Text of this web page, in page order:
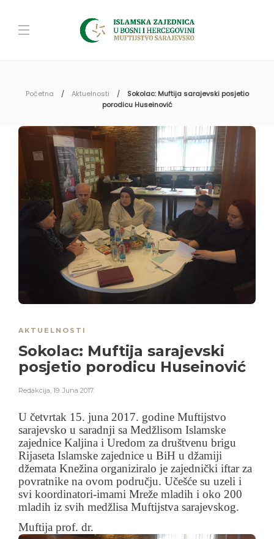
Početna Aktuelnosti
Sokolac: Muftija sarajevski posjetio
porodicu Huseinović
AKTUELNOSTI
Sokolac: Muftija sarajevski
posjetio porodicu Huseinović
Redakcija, 19. Juna 2017.
U četvrtak 15. juna 2017. godine Muftijstvo
sarajevsko u saradnji sa Medžlisom Islamske
zajednice Kaljina i Uredom za društvenu brigu
Rijaseta Islamske zajednice u BiH u džamiji
džemata Knežina organiziralo je zajednički iftar za
povratnike na ovom području. Učešće su uzeli i
svi koordinatori-imami Mreže mladih i oko 200
mladih iz svih medžlisa Muftijstva sarajevskog.
Muftija prof. dr.